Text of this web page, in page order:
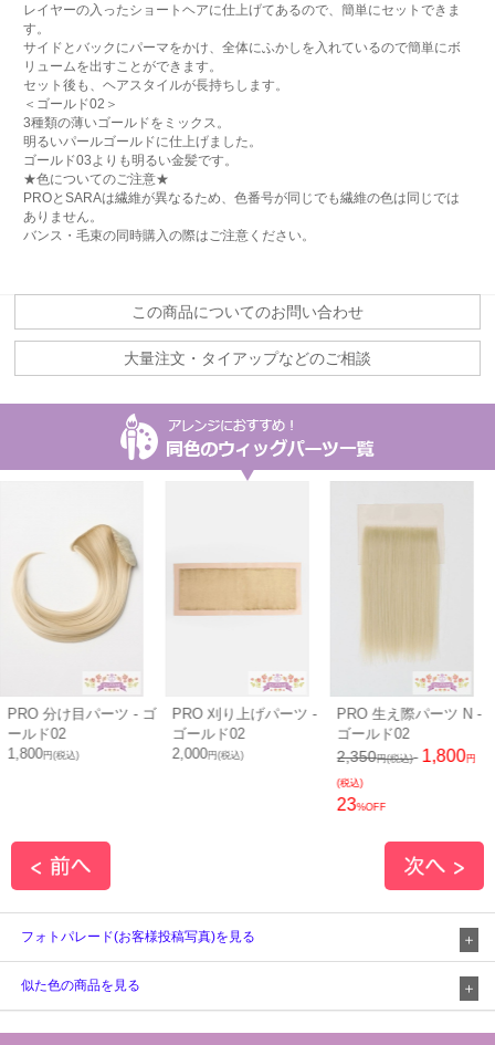
レイヤーの入ったショートヘアに仕上げてあるので、簡単にセットできま
す。
サイドとバックにパーマをかけ、全体にふかしを入れているので簡単にボ
リュームを出すことができます。
セット後も、ヘアスタイルが長持ちします。
＜ゴールド02＞
3種類の薄いゴールドをミックス。
明るいパールゴールドに仕上げました。
ゴールド03よりも明るい金髪です。
★色についてのご注意★
PROとSARAは繊維が異なるため、色番号が同じでも繊維の色は同じでは
ありません。
バンス・毛束の同時購入の際はご注意ください。
この商品についてのお問い合わせ
大量注文・タイアップなどのご相談
PRO 刈り上げパーツ -
ゴールド02
2,000円(税込)
PRO 生え際パーツ N -
ゴールド02
2,350円(税込)
PRO 生え際パーツ ロ
ング N - ゴールド02
2,460円(税込) 1,900
(税込)
23%OFF
フォトパレード(お客様投稿写真)を見る
似た色の商品を見る